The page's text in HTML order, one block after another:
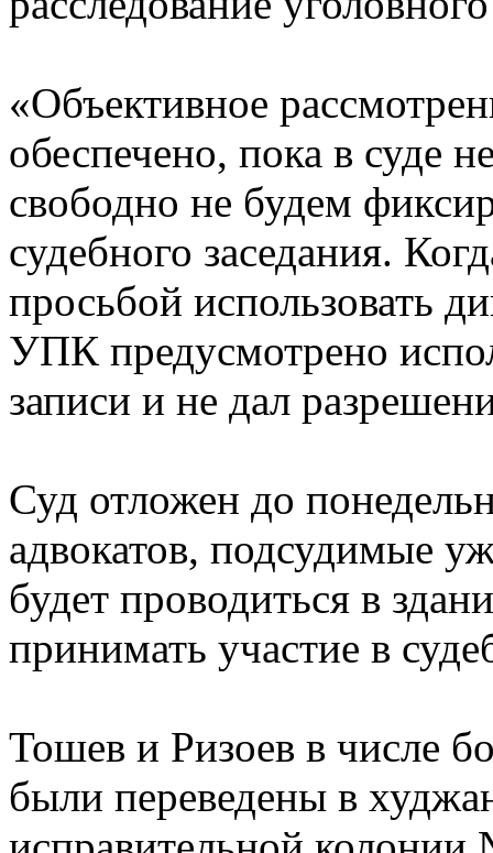
«Объективное
обеспечено, пока в суде
свободно не будем
судебного заседания.
просьбой использовать
УПК предусмотрено
записи и не дал
Суд отложен до
адвокатов, подсудимые
будет проводиться в
принимать участие в
Тошев и Ризоев в числе
были переведены в